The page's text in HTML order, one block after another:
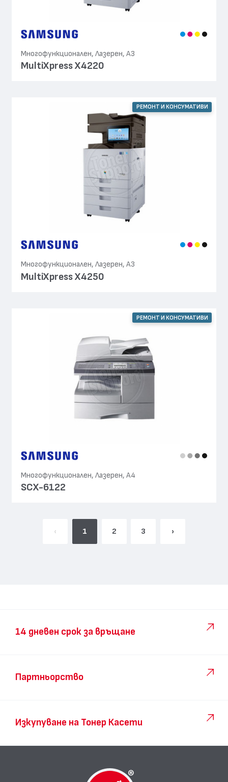
Многофункционален, Лазерен, А3
MultiXpress X4220
РЕМОНТ И КОНСУМАТИВИ
Многофункционален, Лазерен, А3
MultiXpress X4250
РЕМОНТ И КОНСУМАТИВИ
Многофункционален, Лазерен, А4
SCX-6122
‹ 1 2 3 ›
14 дневен срок за връщане
Партньорство
Изкупуване на Тонер Касети